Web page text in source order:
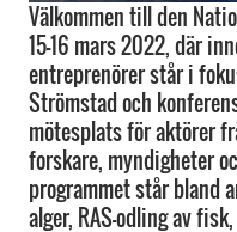
Välkommen till den
15-16 mars 2022, där
entreprenörer står i
Strömstad och
mötesplats för aktörer
forskare, myndigheter
programmet står bland
alger, RAS-odling av